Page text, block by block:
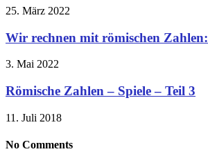
25. März 2022
Wir rechnen mit römischen Zahlen:
3. Mai 2022
Römische Zahlen – Spiele – Teil 3
11. Juli 2018
No Comments